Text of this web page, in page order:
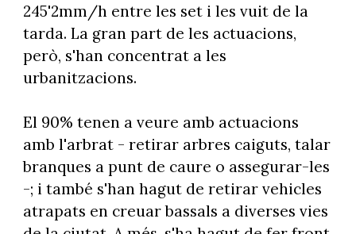
245'2mm/h entre les set i les vuit de la
tarda. La gran part de les actuacions,
però, s'han concentrat a les
urbanitzacions.
El 90% tenen a veure amb actuacions
amb l'arbrat - retirar arbres caiguts, talar
branques a punt de caure o assegurar-les
-; i també s'han hagut de retirar vehicles
atrapats en creuar bassals a diverses vies